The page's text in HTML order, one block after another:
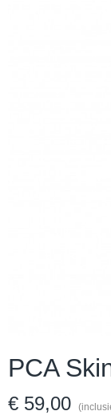
PCA
€ 59,00